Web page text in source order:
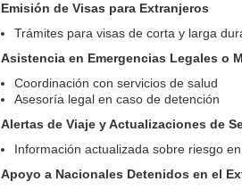
Emisión de Visas para Extranjeros
Trámites para visas de corta y larga
Asistencia en Emergencias Legales o
Coordinación con servicios de salud
Asesoría legal en caso de detención
Alertas de Viaje y Actualizaciones de
Información actualizada sobre riesgo
Apoyo a Nacionales Detenidos en el